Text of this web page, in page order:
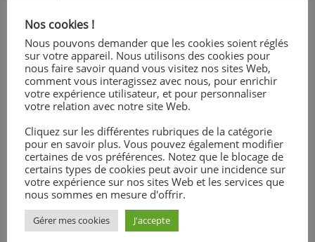
éducateurs Jonathan SIETTE et
Rachel RAYNARD (responsables de
l’activité web radio), cette sortie a
bénéficié de leur engagement et de
leur travail, pour lesquels nous les
remercions chaleureusement. Enfin,
un grand merci à Radio Laser pour
avoir rendu cette visite possible et
pour avoir offert à nos élèves un
après-midi riche en expériences et
en apprentissages ! Pour les écouter
lorsqu’ils sont passés en direct :
C’EST ICI
Nos cookies !
Nous pouvons demander que les cookies soient réglés
sur votre appareil. Nous utilisons des cookies pour
nous faire savoir quand vous visitez nos sites Web,
comment vous interagissez avec nous, pour enrichir
votre expérience utilisateur, et pour personnaliser
votre relation avec notre site Web.
Cliquez sur les différentes rubriques de la catégorie
pour en savoir plus. Vous pouvez également modifier
certaines de vos préférences. Notez que le blocage de
certains types de cookies peut avoir une incidence sur
votre expérience sur nos sites Web et les services que
nous sommes en mesure d'offrir.
Gérer mes cookies J'accepte